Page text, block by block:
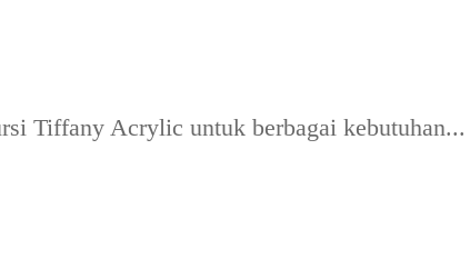
Tiffany Acrylic untuk berbagai kebutuhan...